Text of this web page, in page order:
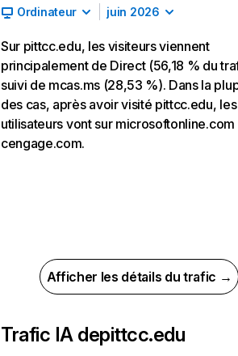
Ordinateur juin 2026
Sur pittcc.edu, les visiteurs viennent
principalement de Direct (56,18 % du
suivi de mcas.ms (28,53 %). Dans la
des cas, après avoir visité pittcc.edu, les
utilisateurs vont sur microsoftonline.com
cengage.com.
Afficher les détails du trafic →
Trafic IA depittcc.edu